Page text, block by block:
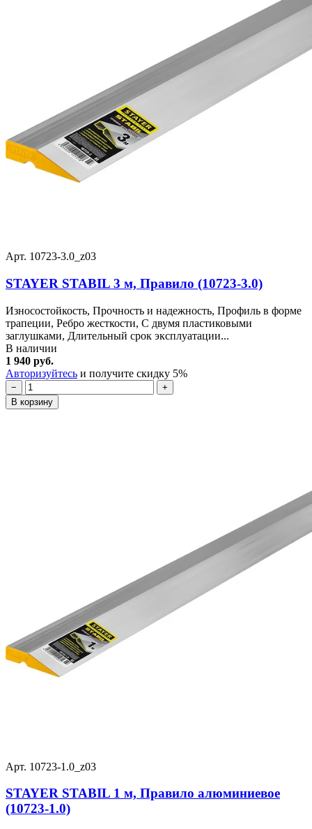
Арт. 10723-3.0_z03
STAYER STABIL 3 м, Правило (10723-3.0)
Износостойкость, Прочность и надежность, Профиль в форме
трапеции, Ребро жесткости, С двумя пластиковыми
заглушками, Длительный срок эксплуатации...
В наличии
1 940 руб.
Авторизуйтесь и получите скидку 5%
−
+
В корзину
Арт. 10723-1.0_z03
STAYER STABIL 1 м, Правило алюминиевое
(10723-1.0)